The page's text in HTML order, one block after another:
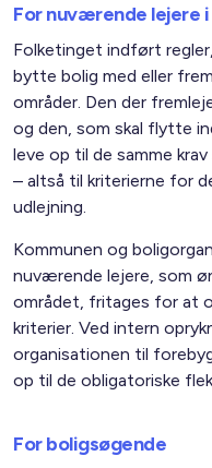
For nuværende lejere
Folketinget indført
bytte bolig med eller
områder. Den der
og den, som skal flytte
leve op til de samme
– altså til kriterierne for
udlejning.
Kommunen og
nuværende lejere, som
området, fritages for at
kriterier. Ved intern
organisationen til
op til de obligatoriske
For boligsøgende